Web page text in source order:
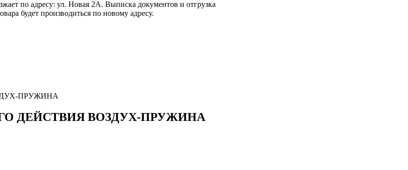
по адресу: ул. Новая 2А. Выписка документов и отгрузка
будет производиться по новому адресу.
ПРУЖИНА
ДЕЙСТВИЯ ВОЗДУХ-ПРУЖИНА